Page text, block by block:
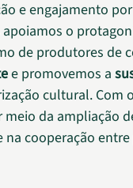
e engajamento
o
de produtores de
e promovemos a
cultural. Com
da ampliação
na cooperação